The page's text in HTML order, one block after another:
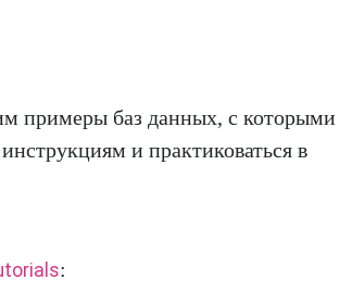
примеры баз данных, с
и практиковаться в
: